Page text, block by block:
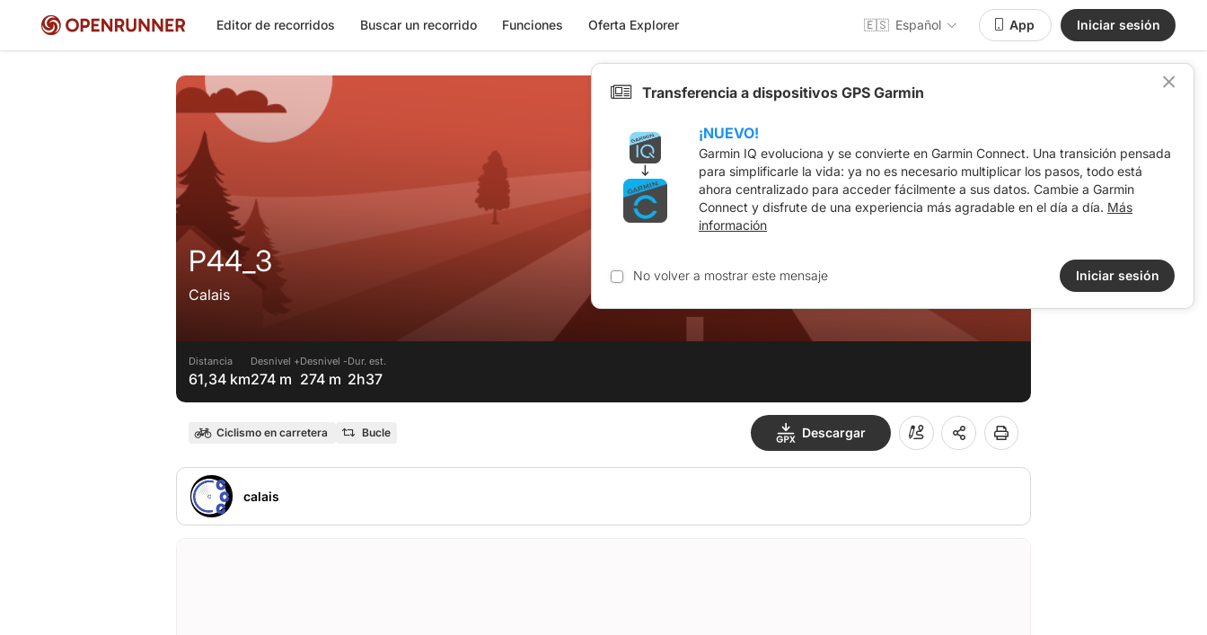
Editor de recorridos Buscar un recorrido Funciones Oferta Explorer 🇪🇸 Español App Iniciar sesión
P44_3
Calais
Distancia
61,34 km
Desnivel +
274 m
Desnivel -
274 m
Dur. est.
2h37
Ciclismo en carretera Bucle Descargar
calais
Transferencia a dispositivos GPS Garmin
¡NUEVO!
Garmin IQ evoluciona y se convierte en Garmin Connect. Una transición pensada
para simplificarle la vida: ya no es necesario multiplicar los pasos, todo está
ahora centralizado para acceder fácilmente a sus datos. Cambie a Garmin
Connect y disfrute de una experiencia más agradable en el día a día. Más
información
No volver a mostrar este mensaje Iniciar sesión